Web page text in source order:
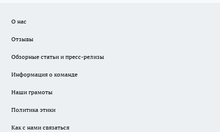
О нас
Отзывы
Обзорные статьи и пресс-релизы
Информация о команде
Наши грамоты
Политика этики
Как с нами связаться